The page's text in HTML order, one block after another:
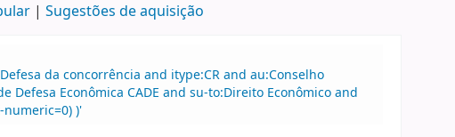
Sugestões de aquisição
da concorrência and itype:CR and au:Conselho
Econômica CADE and su-to:Direito Econômico and
)'